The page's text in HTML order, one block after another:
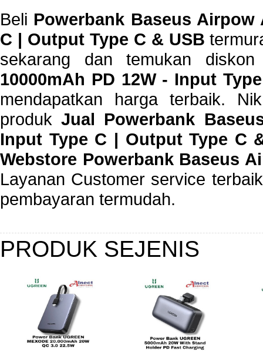
Beli Powerbank Baseus Airpow
C | Output Type C & USB
sekarang dan temukan
10000mAh PD 12W - Input
mendapatkan harga terbaik.
produkJual Powerbank
Input Type C | Output Type C
Webstore Powerbank Baseus
Layanan Customer service
pembayaran termudah.
PRODUK SEJENIS